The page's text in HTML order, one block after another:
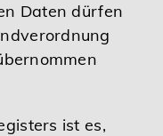
Daten dürfen
ist es,